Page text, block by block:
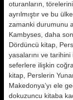
oturanların,
ayrılmıştır ve bu
zamanki durumunu
Kambyses, daha
Dördüncü kitap,
yasalarını ve
seferlere ilişkin
kitap, Perslerin
Makedonya’yı ele
dokuzuncu kitaba